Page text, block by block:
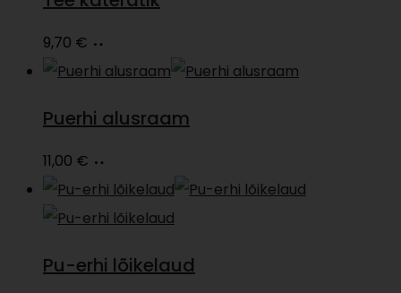
9,70 €
edasi
Puerhi alusraam
11,00 €
korvi
Pu-erhi lõikelaud